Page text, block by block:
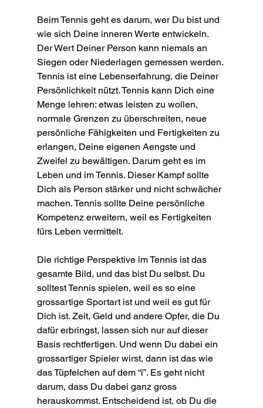
Beim Tennis geht es darum, wer Du bist und
wie sich Deine inneren Werte entwickeln.
Der Wert Deiner Person kann niemals an
Siegen oder Niederlagen gemessen werden.
Tennis ist eine Lebenserfahrung, die Deiner
Persönlichkeit nützt. Tennis kann Dich eine
Menge lehren: etwas leisten zu wollen,
normale Grenzen zu überschreiten, neue
persönliche Fähigkeiten und Fertigkeiten zu
erlangen, Deine eigenen Aengste und
Zweifel zu bewältigen. Darum geht es im
Leben und im Tennis. Dieser Kampf sollte
Dich als Person stärker und nicht schwächer
machen. Tennis sollte Deine persönliche
Kompetenz erweitern, weil es Fertigkeiten
fürs Leben vermittelt.
Die richtige Perspektive im Tennis ist das
gesamte Bild, und das bist Du selbst. Du
solltest Tennis spielen, weil es so eine
grossartige Sportart ist und weil es gut für
Dich ist. Zeit, Geld und andere Opfer, die Du
dafür erbringst, lassen sich nur auf dieser
Basis rechtfertigen. Und wenn Du dabei ein
grossartiger Spieler wirst, dann ist das wie
das Tüpfelchen auf dem “i”. Es geht nicht
darum, dass Du dabei ganz gross
herauskommst. Entscheidend ist, ob Du die